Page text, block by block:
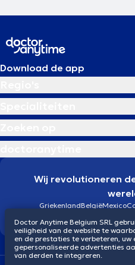
Download de app
Wij revolutioneren
GriekenlandBelgiëMexico
Doctor Anytime Belgium SRL
veiligheid van de website te
en de prestaties te verbeteren, uw
gepersonaliseerde advertenties
van derden te integreren.